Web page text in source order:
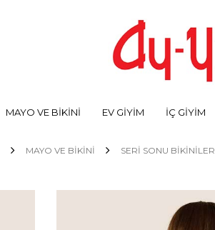
MAYO VE BİKİNİ EV GİYİM İÇ GİYİM
MAYO VE BİKİNİ SERİ SONU BİKİNİLER